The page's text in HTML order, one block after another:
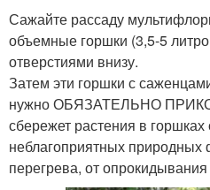
Сажайте рассаду
объемные горшки (3,5-5
отверстиями внизу.
Затем эти горшки с
нужно ОБЯЗАТЕЛЬНО
сбережет растения в горшках
неблагоприятных природных
перегрева, от